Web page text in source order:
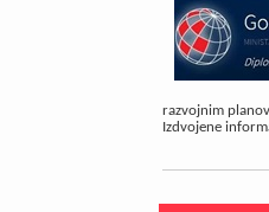
razvojnim
Izdvojene